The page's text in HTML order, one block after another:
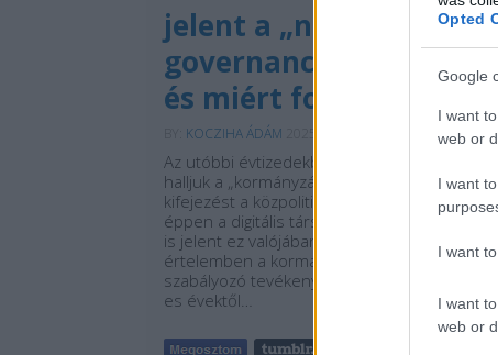
Opted
Google
I want
web or
I want
I want
I want
web or
jelent a „network
governance” elmélete
és miért fontos?
KOCZIHA ÁDÁM
Az utóbbi évtizedekben egyre gyakrabban
halljuk a „kormányzás” (governance)
kifejezést a közpolitika, az üzleti világ vagy
éppen a digitális társadalom kapcsán. De mit
is jelent ez valójában? A klasszikus
értelemben a kormányzás az állam irányító,
szabályozó tevékenységét takarta. Az 1990-
es évektől…